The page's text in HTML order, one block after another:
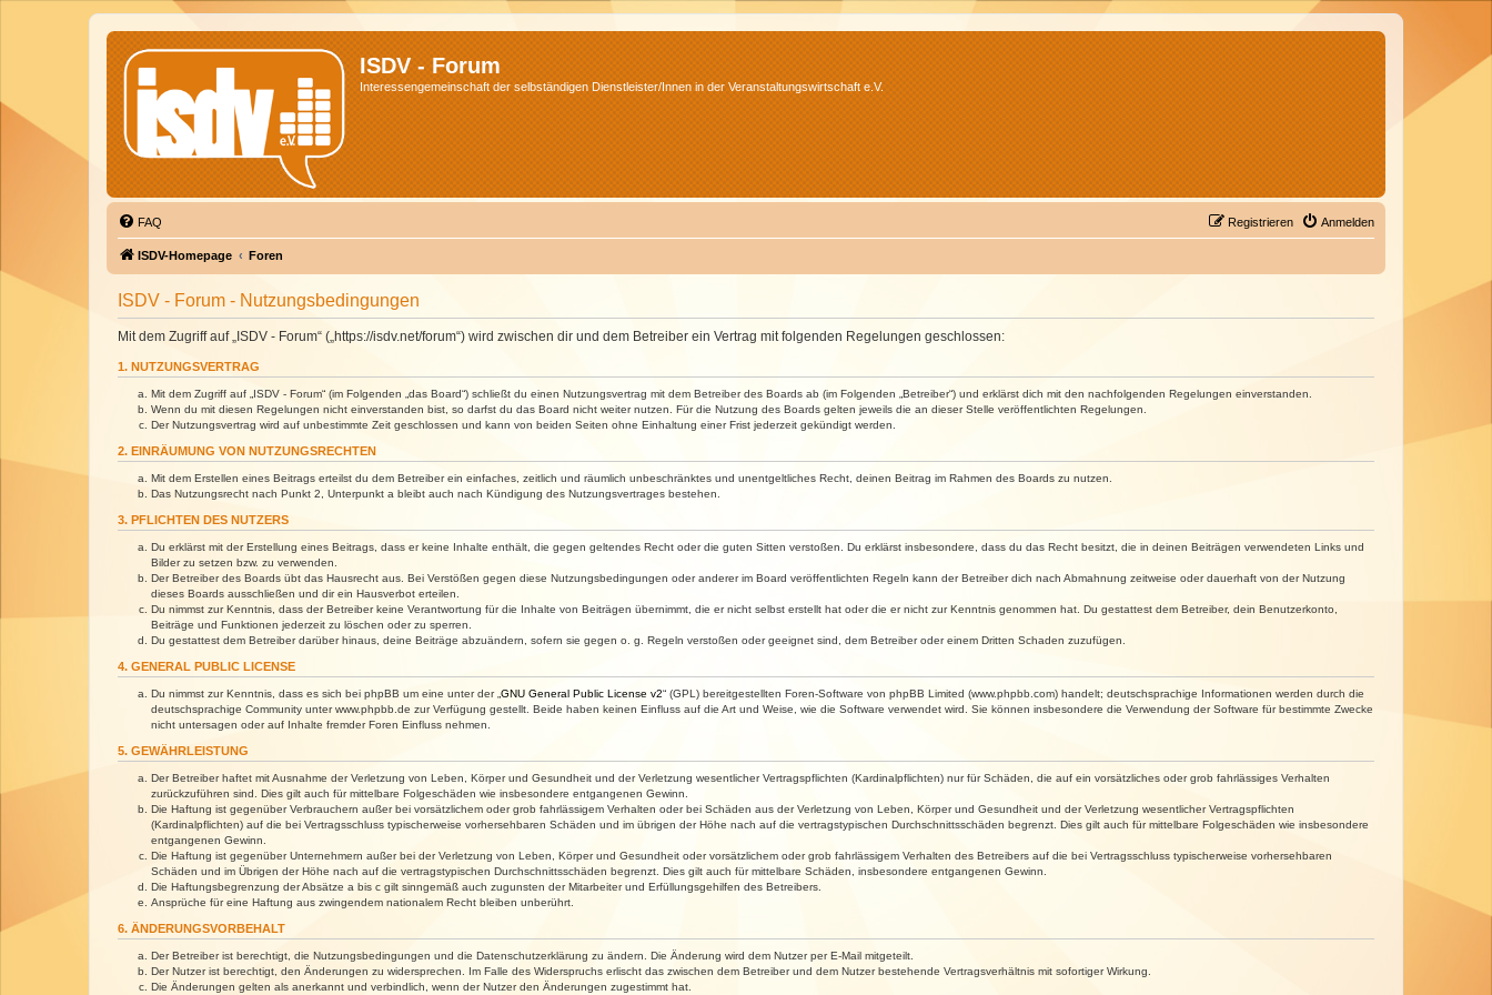
ISDV - Forum
Interessengemeinschaft der selbständigen Dienstleister/Innen in der Veranstaltungswirtschaft e.V.
FAQ Anmelden
Registrieren
ISDV-Homepage Foren
ISDV - Forum - Nutzungsbedingungen
Mit dem Zugriff auf „ISDV - Forum“ („https://isdv.net/forum“) wird zwischen dir und dem Betreiber ein Vertrag mit folgenden Regelungen geschlossen:
1. NUTZUNGSVERTRAG
Mit dem Zugriff auf „ISDV - Forum“ (im Folgenden „das Board“) schließt du einen Nutzungsvertrag mit dem Betreiber des Boards ab (im Folgenden „Betreiber“) und erklärst dich mit den nachfolgenden Regelungen einverstanden.
Wenn du mit diesen Regelungen nicht einverstanden bist, so darfst du das Board nicht weiter nutzen. Für die Nutzung des Boards gelten jeweils die an dieser Stelle veröffentlichten Regelungen.
Der Nutzungsvertrag wird auf unbestimmte Zeit geschlossen und kann von beiden Seiten ohne Einhaltung einer Frist jederzeit gekündigt werden.
2. EINRÄUMUNG VON NUTZUNGSRECHTEN
Mit dem Erstellen eines Beitrags erteilst du dem Betreiber ein einfaches, zeitlich und räumlich unbeschränktes und unentgeltliches Recht, deinen Beitrag im Rahmen des Boards zu nutzen.
Das Nutzungsrecht nach Punkt 2, Unterpunkt a bleibt auch nach Kündigung des Nutzungsvertrages bestehen.
3. PFLICHTEN DES NUTZERS
Du erklärst mit der Erstellung eines Beitrags, dass er keine Inhalte enthält, die gegen geltendes Recht oder die guten Sitten verstoßen. Du erklärst insbesondere, dass du das Recht besitzt, die in deinen Beiträgen verwendeten Links und
Bilder zu setzen bzw. zu verwenden.
Der Betreiber des Boards übt das Hausrecht aus. Bei Verstößen gegen diese Nutzungsbedingungen oder anderer im Board veröffentlichten Regeln kann der Betreiber dich nach Abmahnung zeitweise oder dauerhaft von der Nutzung
dieses Boards ausschließen und dir ein Hausverbot erteilen.
Du nimmst zur Kenntnis, dass der Betreiber keine Verantwortung für die Inhalte von Beiträgen übernimmt, die er nicht selbst erstellt hat oder die er nicht zur Kenntnis genommen hat. Du gestattest dem Betreiber, dein Benutzerkonto,
Beiträge und Funktionen jederzeit zu löschen oder zu sperren.
Du gestattest dem Betreiber darüber hinaus, deine Beiträge abzuändern, sofern sie gegen o. g. Regeln verstoßen oder geeignet sind, dem Betreiber oder einem Dritten Schaden zuzufügen.
4. GENERAL PUBLIC LICENSE
Du nimmst zur Kenntnis, dass es sich bei phpBB um eine unter der „ GNU General Public License v2“ (GPL) bereitgestellten Foren-Software von phpBB Limited (www.phpbb.com) handelt; deutschsprachige Informationen werden durch die
deutschsprachige Community unter www.phpbb.de zur Verfügung gestellt. Beide haben keinen Einfluss auf die Art und Weise, wie die Software verwendet wird. Sie können insbesondere die Verwendung der Software für bestimmte Zwecke
nicht untersagen oder auf Inhalte fremder Foren Einfluss nehmen.
5. GEWÄHRLEISTUNG
Der Betreiber haftet mit Ausnahme der Verletzung von Leben, Körper und Gesundheit und der Verletzung wesentlicher Vertragspflichten (Kardinalpflichten) nur für Schäden, die auf ein vorsätzliches oder grob fahrlässiges Verhalten
zurückzuführen sind. Dies gilt auch für mittelbare Folgeschäden wie insbesondere entgangenen Gewinn.
Die Haftung ist gegenüber Verbrauchern außer bei vorsätzlichem oder grob fahrlässigem Verhalten oder bei Schäden aus der Verletzung von Leben, Körper und Gesundheit und der Verletzung wesentlicher Vertragspflichten
(Kardinalpflichten) auf die bei Vertragsschluss typischerweise vorhersehbaren Schäden und im übrigen der Höhe nach auf die vertragstypischen Durchschnittsschäden begrenzt. Dies gilt auch für mittelbare Folgeschäden wie insbesondere
entgangenen Gewinn.
Die Haftung ist gegenüber Unternehmern außer bei der Verletzung von Leben, Körper und Gesundheit oder vorsätzlichem oder grob fahrlässigem Verhalten des Betreibers auf die bei Vertragsschluss typischerweise vorhersehbaren
Schäden und im Übrigen der Höhe nach auf die vertragstypischen Durchschnittsschäden begrenzt. Dies gilt auch für mittelbare Schäden, insbesondere entgangenen Gewinn.
Die Haftungsbegrenzung der Absätze a bis c gilt sinngemäß auch zugunsten der Mitarbeiter und Erfüllungsgehilfen des Betreibers.
Ansprüche für eine Haftung aus zwingendem nationalem Recht bleiben unberührt.
6. ÄNDERUNGSVORBEHALT
Der Betreiber ist berechtigt, die Nutzungsbedingungen und die Datenschutzerklärung zu ändern. Die Änderung wird dem Nutzer per E-Mail mitgeteilt.
Der Nutzer ist berechtigt, den Änderungen zu widersprechen. Im Falle des Widerspruchs erlischt das zwischen dem Betreiber und dem Nutzer bestehende Vertragsverhältnis mit sofortiger Wirkung.
Die Änderungen gelten als anerkannt und verbindlich, wenn der Nutzer den Änderungen zugestimmt hat.